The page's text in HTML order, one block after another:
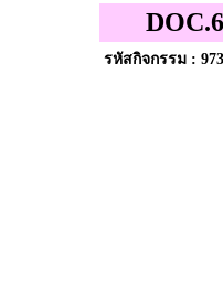
DOC.6
รหัสกิจกรรม : 973